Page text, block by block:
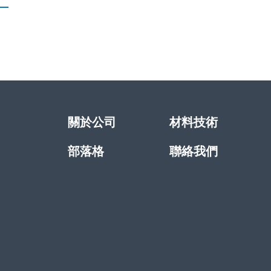
關於公司
材料技術
部落格
聯絡我們